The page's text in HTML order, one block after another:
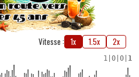
Vitesse : 1x 1.5x 2x
1 0 0 1